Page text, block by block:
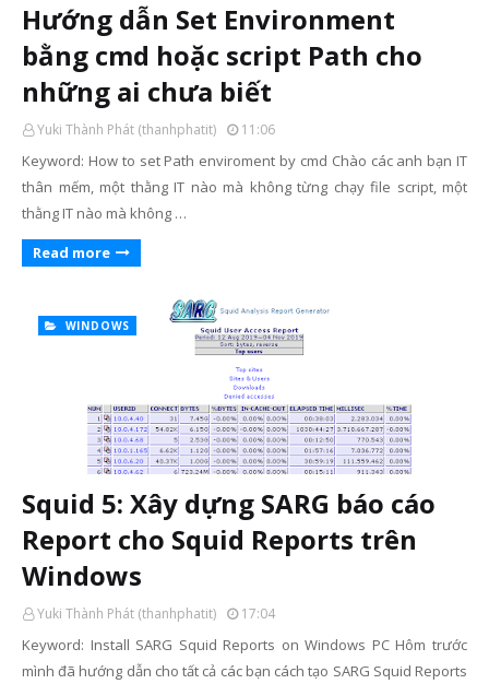
Hướng dẫn Set Environment
bằng cmd hoặc script Path cho
những ai chưa biết
Yuki Thành Phát (thanhphatit) 11:06
Keyword: How to set Path enviroment by cmd Chào các anh bạn IT
thân mếm, một thằng IT nào mà không từng chạy file script, một
thằng IT nào mà không …
Read more
WINDOWS
Squid 5: Xây dựng SARG báo cáo
Report cho Squid Reports trên
Windows
Yuki Thành Phát (thanhphatit) 17:04
Keyword: Install SARG Squid Reports on Windows PC Hôm trước
mình đã hướng dẫn cho tất cả các bạn cách tạo SARG Squid Reports